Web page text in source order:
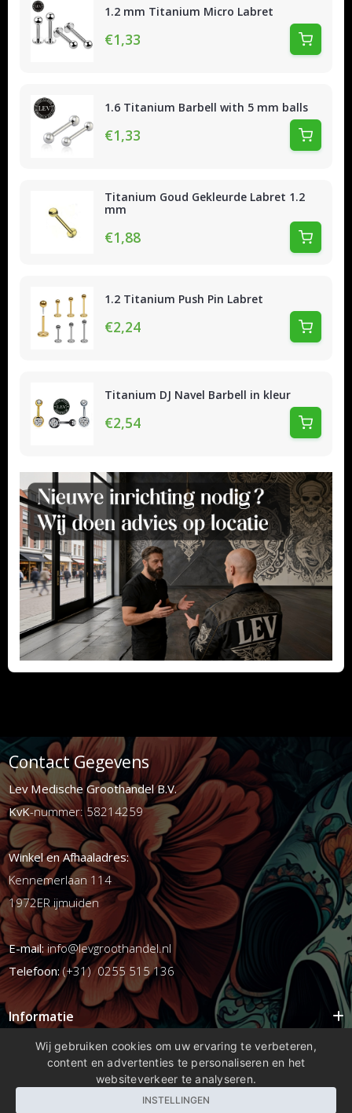
1.2 mm Titanium Micro Labret
€1,33
1.6 Titanium Barbell with 5 mm balls
€1,33
Titanium Goud Gekleurde Labret 1.2
mm
€1,88
1.2 Titanium Push Pin Labret
€2,24
Titanium DJ Navel Barbell in kleur
€2,54
Contact Gegevens
Lev Medische Groothandel B.V.
KvK-nummer: 58214259
Winkel en Afhaaladres:
Kennemerlaan 114
1972ER ijmuiden
E-mail:info@levgroothandel.nl
Telefoon:(+31) 0255 515 136
Informatie
Mijn account
Wij gebruiken cookies om uw ervaring te verbeteren,
content en advertenties te personaliseren en het
websiteverkeer te analyseren.
INSTELLINGEN